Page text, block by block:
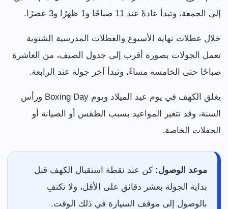
إلى الجمعة، وتبدأ عادةً عند 11 صباحًا و1 ظهرًا و3 عصرًا.
خلال عطلات نهاية الأسبوع والعطلات المدرسية الشتوية
تعمل الجولات بصورة أقرب إلى جدول الصيف، من العاشرة
صباحًا حتى الخامسة مساءً، وتبدأ آخر جولة عند الرابعة.
يغلق الكهف في يوم عيد الميلاد ويوم Boxing Day ورأس
السنة، وقد تتغير المواعيد بسبب الطقس أو الصيانة أو
الحفلات الخاصة.
موعد الوصول: كن عند نقطة استقبال الكهف قبل
بداية الجولة بعشر دقائق على الأقل، ولا تكتفِ
بالوصول إلى موقف السيارة في ذلك الوقت.